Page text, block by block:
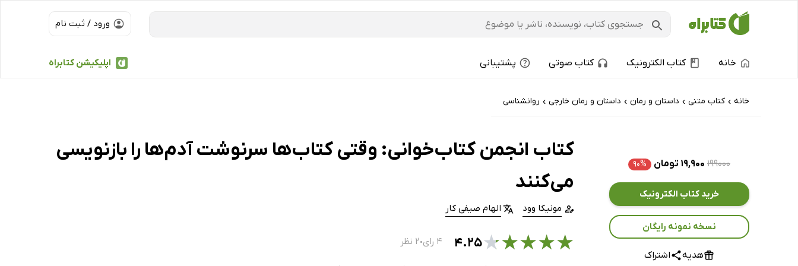
ورود / ثبت نام
اپلیکیشن کتابراه خانه کتاب الکترونیک کتاب صوتی پشتیبانی
خانه › کتاب‌ متنی › داستان و رمان › داستان و رمان خارجی › روانشناسی
۱۹۹۰۰۰ ۱۹,۹۰۰ تومان ۹۰%
خرید کتاب الکترونیک
نسخه نمونه رایگان
هدیه اشتراک
کتاب انجمن کتاب‌خوانی: وقتی کتاب‌ها سرنوشت آدم‌ها را بازنویسی
می‌کنند
مونیکا وود الهام صیفی کار
★
★
★
★
★۴.۲۵ ۴ رای ● ۲ نظر